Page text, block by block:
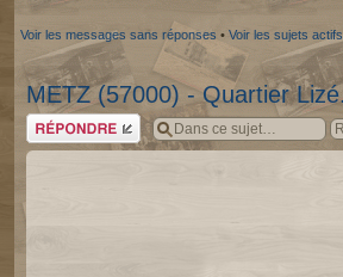
Voir les messages sans réponses • Voir les sujets actifs
METZ (57000) - Quartier
Répondre